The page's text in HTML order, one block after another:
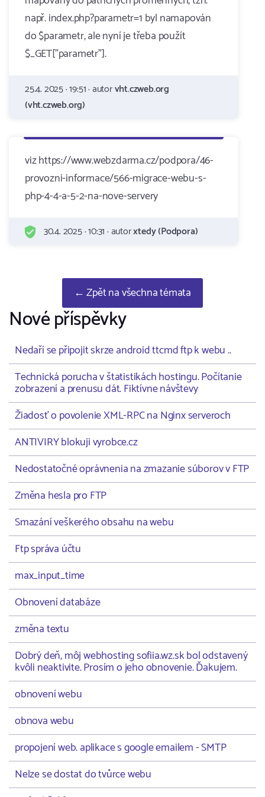
např. index.php?parametr=1 byl namapován
do $parametr, ale nyní je třeba použít
$_GET["parametr"].
25.4. 2025 · 19:51 · autorvht.czweb.org
(vht.czweb.org)
viz https://www.webzdarma.cz/podpora/46-
provozni-informace/566-migrace-webu-s-
php-4-4-a-5-2-na-nove-servery
30.4. 2025 · 10:31 · autorxtedy (Podpora)
← Zpět na všechna témata
Nové příspěvky
Nedaří se připojit skrze android ttcmd ftp k webu ..
Technická porucha v štatistikách hostingu. Počítanie
zobrazení a prenusu dát. Fiktívne návštevy
Žiadosť o povolenie XML-RPC na Nginx serveroch
ANTIVIRY blokuji vyrobce.cz
Nedostatočné oprávnenia na zmazanie súborov v FTP
Změna hesla pro FTP
Smazání veškerého obsahu na webu
Ftp správa účtu
max_input_time
Obnovení databáze
změna textu
Dobrý deň, môj webhosting sofiia.wz.sk bol odstavený
kvôli neaktivite. Prosím o jeho obnovenie. Ďakujem.
obnovení webu
obnova webu
propojení web. aplikace s google emailem - SMTP
Nelze se dostat do tvůrce webu